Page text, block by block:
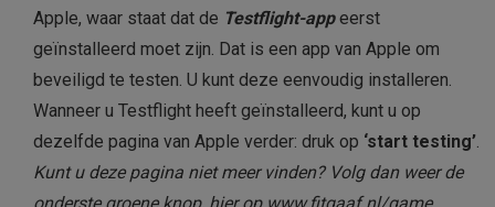
Apple, waar staat dat de Testflight-appeerst
geïnstalleerd moet zijn. Dat is een app van Apple om
beveiligd te testen. U kunt deze eenvoudig installeren.
Wanneer u Testflight heeft geïnstalleerd, kunt u op
dezelfde pagina van Apple verder: druk op ‘start testing’.
Kunt u deze pagina niet meer vinden? Volg dan weer de